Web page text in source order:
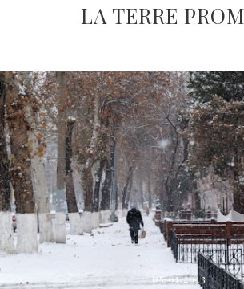
LA TERRE
05.01.2013